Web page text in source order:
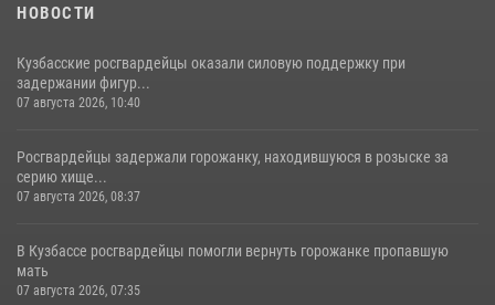
НОВОСТИ
Кузбасские росгвардейцы оказали силовую поддержку при
задержании фигур...
07 августа 2026, 10:40
Росгвардейцы задержали горожанку, находившуюся в розыске за
серию хище...
07 августа 2026, 08:37
В Кузбассе росгвардейцы помогли вернуть горожанке пропавшую
мать
07 августа 2026, 07:35